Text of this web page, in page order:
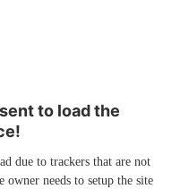
to load the
due to trackers that are not
needs to setup the site